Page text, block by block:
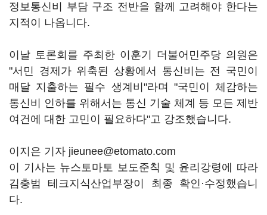
정보통신비 부담 구조 전반을 함께 고려해야 한다는
지적이 나옵니다.
이날 토론회를 주최한 이훈기 더불어민주당 의원은
"서민 경제가 위축된 상황에서 통신비는 전 국민이
매달 지출하는 필수 생계비"라며 "국민이 체감하는
통신비 인하를 위해서는 통신 기술 체계 등 모든 제반
여건에 대한 고민이 필요하다"고 강조했습니다.
이지은 기자 jieunee@etomato.com
이 기사는 뉴스토마토 보도준칙 및 윤리강령에 따라
김충범 테크지식산업부장이 최종 확인·수정했습니
다.